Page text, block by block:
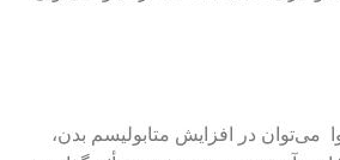
می‌توان در افزایش متابولیسم بدن،